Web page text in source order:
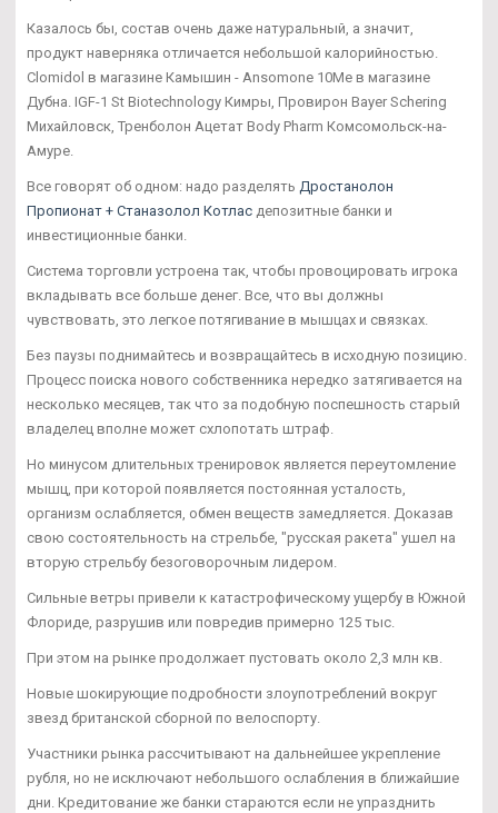
Казалось бы, состав очень даже натуральный, а значит,
продукт наверняка отличается небольшой калорийностью.
Clomidol в магазине Камышин - Ansomone 10Me в магазине
Дубна. IGF-1 St Biotechnology Кимры, Провирон Bayer Schering
Михайловск, Тренболон Ацетат Body Pharm Комсомольск-на-
Амуре.
Все говорят об одном: надо разделять Дростанолон
Пропионат + Станазолол Котлас депозитные банки и
инвестиционные банки.
Система торговли устроена так, чтобы провоцировать игрока
вкладывать все больше денег. Все, что вы должны
чувствовать, это легкое потягивание в мышцах и связках.
Без паузы поднимайтесь и возвращайтесь в исходную позицию.
Процесс поиска нового собственника нередко затягивается на
несколько месяцев, так что за подобную поспешность старый
владелец вполне может схлопотать штраф.
Но минусом длительных тренировок является переутомление
мышц, при которой появляется постоянная усталость,
организм ослабляется, обмен веществ замедляется. Доказав
свою состоятельность на стрельбе, "русская ракета" ушел на
вторую стрельбу безоговорочным лидером.
Сильные ветры привели к катастрофическому ущербу в Южной
Флориде, разрушив или повредив примерно 125 тыс.
При этом на рынке продолжает пустовать около 2,3 млн кв.
Новые шокирующие подробности злоупотреблений вокруг
звезд британской сборной по велоспорту.
Участники рынка рассчитывают на дальнейшее укрепление
рубля, но не исключают небольшого ослабления в ближайшие
дни. Кредитование же банки стараются если не упразднить